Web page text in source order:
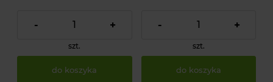
- +
szt.
do koszyka
- +
szt.
do koszyka